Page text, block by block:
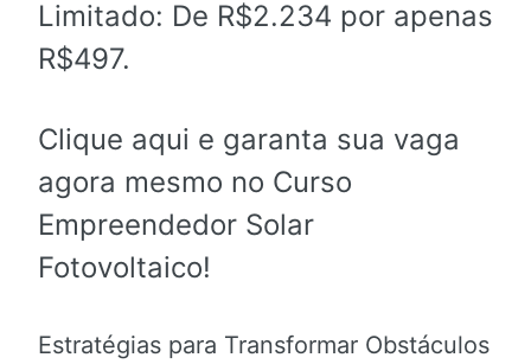
Limitado: De R$2.234 por apenas
R$497.
Clique aqui e garanta sua vaga
agora mesmo no Curso
Empreendedor Solar
Fotovoltaico!
Estratégias para Transformar Obstáculos